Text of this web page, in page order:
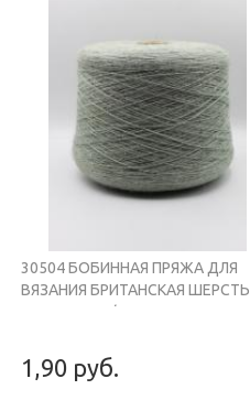
30504 БОБИННАЯ ПРЯЖА ДЛЯ
ВЯЗАНИЯ БРИТАНСКАЯ ШЕРСТЬ
100% , 930М/100ГР, ПОЛЫНЬ
BRITISH WOOL
1,90 руб.